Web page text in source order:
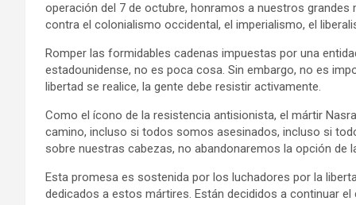
operación del 7 de octubre, honramos a nuestros
contra el colonialismo occidental, el imperialismo, el
Romper las formidables cadenas impuestas por una
estadounidense, no es poca cosa. Sin embargo, no es
libertad se realice, la gente debe resistir activamente.
Como el ícono de la resistencia antisionista, el mártir
camino, incluso si todos somos asesinados, incluso si
sobre nuestras cabezas, no abandonaremos la opción de
Esta promesa es sostenida por los luchadores por la
dedicados a estos mártires. Están decididos a continuar el